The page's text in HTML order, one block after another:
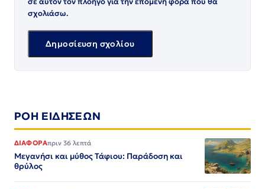
σχολιάσω.
ΡΟΗ ΕΙΔΗΣΕΩΝ
ΔΙΑΦΟΡΑπριν 36 λεπτά
Μεγανήσι και μύθος Τάφιου: Παράδοση και
θρύλος